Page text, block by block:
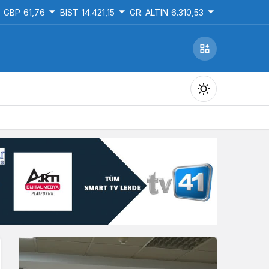
GBP 61,76 BIST 14.421,15 GR. ALTIN 6.310,53
Gündüz Modu
Gündüz modunu seçin.
Gece modunu seçin.